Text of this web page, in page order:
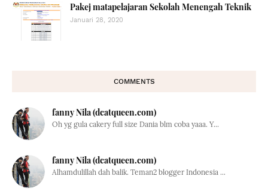
Pakej matapelajaran Sekolah Menengah Teknik
Januari 28, 2020
COMMENTS
fanny Nila (dcatqueen.com)
Oh yg gula cakery full size Dania blm coba yaaa. Y...
fanny Nila (dcatqueen.com)
Alhamdulillah dah balik. Teman2 blogger Indonesia ...